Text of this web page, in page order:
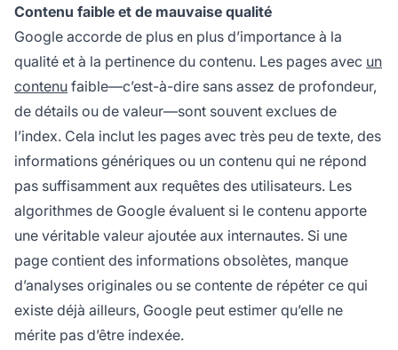
Contenu faible et de mauvaise qualité
Google accorde de plus en plus d’importance à la
qualité et à la pertinence du contenu. Les pages avec un
contenu faible—c’est-à-dire sans assez de profondeur,
de détails ou de valeur—sont souvent exclues de
l’index. Cela inclut les pages avec très peu de texte, des
informations génériques ou un contenu qui ne répond
pas suffisamment aux requêtes des utilisateurs. Les
algorithmes de Google évaluent si le contenu apporte
une véritable valeur ajoutée aux internautes. Si une
page contient des informations obsolètes, manque
d’analyses originales ou se contente de répéter ce qui
existe déjà ailleurs, Google peut estimer qu’elle ne
mérite pas d’être indexée.